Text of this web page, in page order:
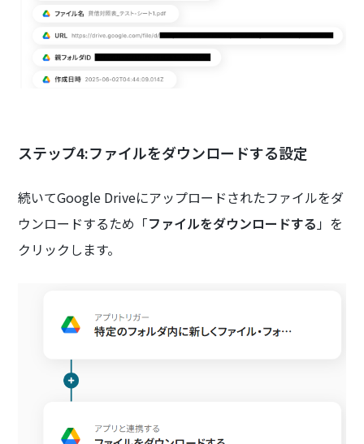
ステップ4:ファイルをダウンロードする設定
続いてGoogle Driveにアップロードされたファイルをダ
ウンロードするため「ファイルをダウンロードする 」を
クリックします。